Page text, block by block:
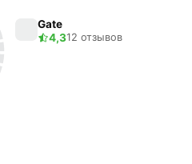
Gate
4,312 отзывов